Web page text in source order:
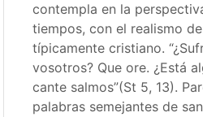
contempla en la
tiempos, con el realismo
típicamente cristiano.
vosotros? Que ore. ¿Está
cante salmos”(St 5, 13).
palabras semejantes de